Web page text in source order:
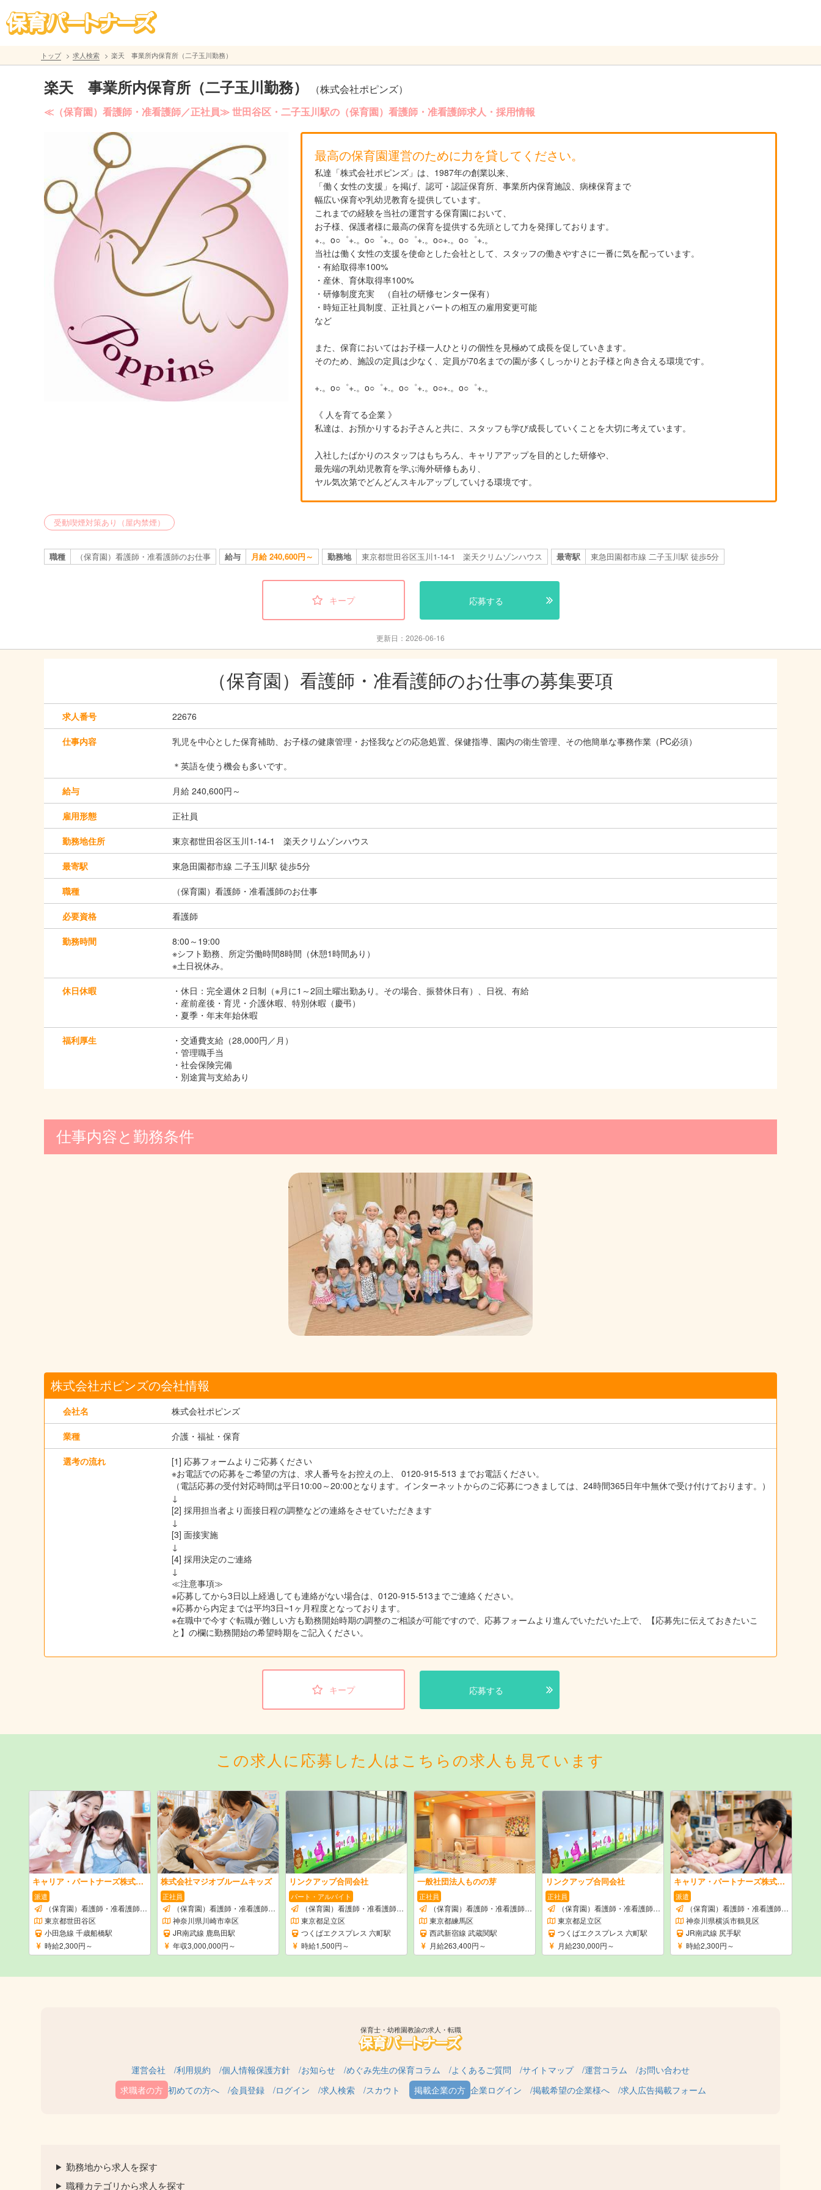
トップ 求人検索 楽天 事業所内保育所（二子玉川勤務）
楽天 事業所内保育所（二子玉川勤務） （株式会社ポピンズ）
≪（保育園）看護師・准看護師／正社員≫ 世田谷区・二子玉川駅の（保育園）看護師・准看護師求人・採用情報
最高の保育園運営のために力を貸してください。
私達「株式会社ポピンズ」は、1987年の創業以来、
「働く女性の支援」を掲げ、認可・認証保育所、事業所内保育施設、病棟保育まで
幅広い保育や乳幼児教育を提供しています。
これまでの経験を当社の運営する保育園において、
お子様、保護者様に最高の保育を提供する先頭として力を発揮しております。
+.。o○゜+.。o○゜+.。o○゜+.。o○+.。o○゜+.。
当社は働く女性の支援を使命とした会社として、スタッフの働きやすさに一番に気を配っています。
・有給取得率100%
・産休、育休取得率100%
・研修制度充実 （自社の研修センター保有）
・時短正社員制度、正社員とパートの相互の雇用変更可能
など
また、保育においてはお子様一人ひとりの個性を見極めて成長を促していきます。
そのため、施設の定員は少なく、定員が70名までの園が多くしっかりとお子様と向き合える環境です。
+.。o○゜+.。o○゜+.。o○゜+.。o○+.。o○゜+.。
《 人を育てる企業 》
私達は、お預かりするお子さんと共に、スタッフも学び成長していくことを大切に考えています。
入社したばかりのスタッフはもちろん、キャリアアップを目的とした研修や、
最先端の乳幼児教育を学ぶ海外研修もあり、
ヤル気次第でどんどんスキルアップしていける環境です。
受動喫煙対策あり（屋内禁煙）
職種 （保育園）看護師・准看護師のお仕事 給与 月給 240,600円～ 勤務地 東京都世田谷区玉川1-14-1 楽天クリムゾンハウス 最寄駅 東急田園都市線 二子玉川駅 徒歩5分
キープ 応募する
更新日：2026-06-16
（保育園）看護師・准看護師のお仕事の募集要項
求人番号 22676
仕事内容
乳児を中心とした保育補助、お子様の健康管理・お怪我などの応急処置、保健指導、園内の衛生管理、その他簡単な事務作業（PC必須）
＊英語を使う機会も多いです。
給与 月給 240,600円～
雇用形態 正社員
勤務地住所 東京都世田谷区玉川1-14-1 楽天クリムゾンハウス
最寄駅 東急田園都市線 二子玉川駅 徒歩5分
職種 （保育園）看護師・准看護師のお仕事
必要資格 看護師
勤務時間
8:00～19:00
※シフト勤務、所定労働時間8時間（休憩1時間あり）
※土日祝休み。
休日休暇
・休日：完全週休２日制（※月に1～2回土曜出勤あり。その場合、振替休日有）、日祝、有給
・産前産後・育児・介護休暇、特別休暇（慶弔）
・夏季・年末年始休暇
福利厚生
・交通費支給（28,000円／月）
・管理職手当
・社会保険完備
・別途賞与支給あり
仕事内容と勤務条件
株式会社ポピンズの会社情報
会社名 株式会社ポピンズ
業種 介護・福祉・保育
選考の流れ
[1] 応募フォームよりご応募ください
※お電話での応募をご希望の方は、求人番号をお控えの上、 0120-915-513 までお電話ください。
（電話応募の受付対応時間は平日10:00～20:00となります。インターネットからのご応募につきましては、24時間365日年中無休で受け付けております。）
↓
[2] 採用担当者より面接日程の調整などの連絡をさせていただきます
↓
[3] 面接実施
↓
[4] 採用決定のご連絡
↓
≪注意事項≫
※応募してから3日以上経過しても連絡がない場合は、0120-915-513までご連絡ください。
※応募から内定までは平均3日~1ヶ月程度となっております。
※在職中で今すぐ転職が難しい方も勤務開始時期の調整のご相談が可能ですので、応募フォームより進んでいただいた上で、【応募先に伝えておきたいこ
と】の欄に勤務開始の希望時期をご記入ください。
キープ 応募する
この求人に応募した人はこちらの求人も見ています
キャリア・パートナーズ株式会社
派遣
（保育園）看護師・准看護師のお仕事
東京都世田谷区
小田急線 千歳船橋駅
時給2,300円～
株式会社マジオブルームキッズ
正社員
（保育園）看護師・准看護師のお仕事
神奈川県川崎市幸区
JR南武線 鹿島田駅
年収3,000,000円～
リンクアップ合同会社
パート・アルバイト
（保育園）看護師・准看護師のお仕事
東京都足立区
つくばエクスプレス 六町駅
時給1,500円～
一般社団法人ものの芽
正社員
（保育園）看護師・准看護師のお仕事
東京都練馬区
西武新宿線 武蔵関駅
月給263,400円～
リンクアップ合同会社
正社員
（保育園）看護師・准看護師のお仕事
東京都足立区
つくばエクスプレス 六町駅
月給230,000円～
キャリア・パートナーズ株式会社
派遣
（保育園）看護師・准看護師のお仕事
神奈川県横浜市鶴見区
JR南武線 尻手駅
時給2,300円～
保育士・幼稚園教諭の求人・転職
運営会社 利用規約 個人情報保護方針 お知らせ めぐみ先生の保育コラム よくあるご質問 サイトマップ 運営コラム
お問い合わせ
初めての方へ
会員登録 ログイン 求人検索 スカウト 企業ログイン 掲載希望の企業様へ 求人広告掲載フォーム
勤務地から求人を探す
職種カテゴリから求人を探す